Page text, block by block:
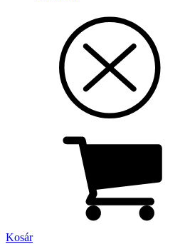
Kosár